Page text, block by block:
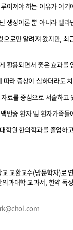
어져야 하는 이유가 여기
생성이론 뿐 아니라 멜
로만 알려져 왔지만,
활용되면서 좋은 효과를
라 증상이 심하더라도
료를 중심으로 서술하
증 환자 및 환자가족
원 한의학과를 졸업
교환교수(방문학자)로
과대학 교과서, 한약 독